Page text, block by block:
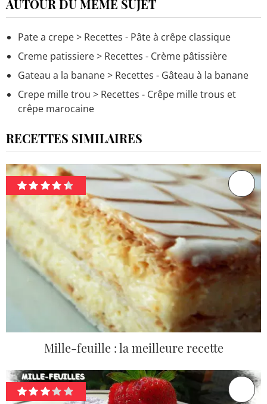
AUTOUR DU MÊME SUJET
Pate a crepe> Recettes - Pâte à crêpe classique
Creme patissiere> Recettes - Crème pâtissière
Gateau a la banane> Recettes - Gâteau à la banane
Crepe mille trou > Recettes - Crêpe mille trous et
crêpe marocaine
RECETTES SIMILAIRES
Mille-feuille : la meilleure recette